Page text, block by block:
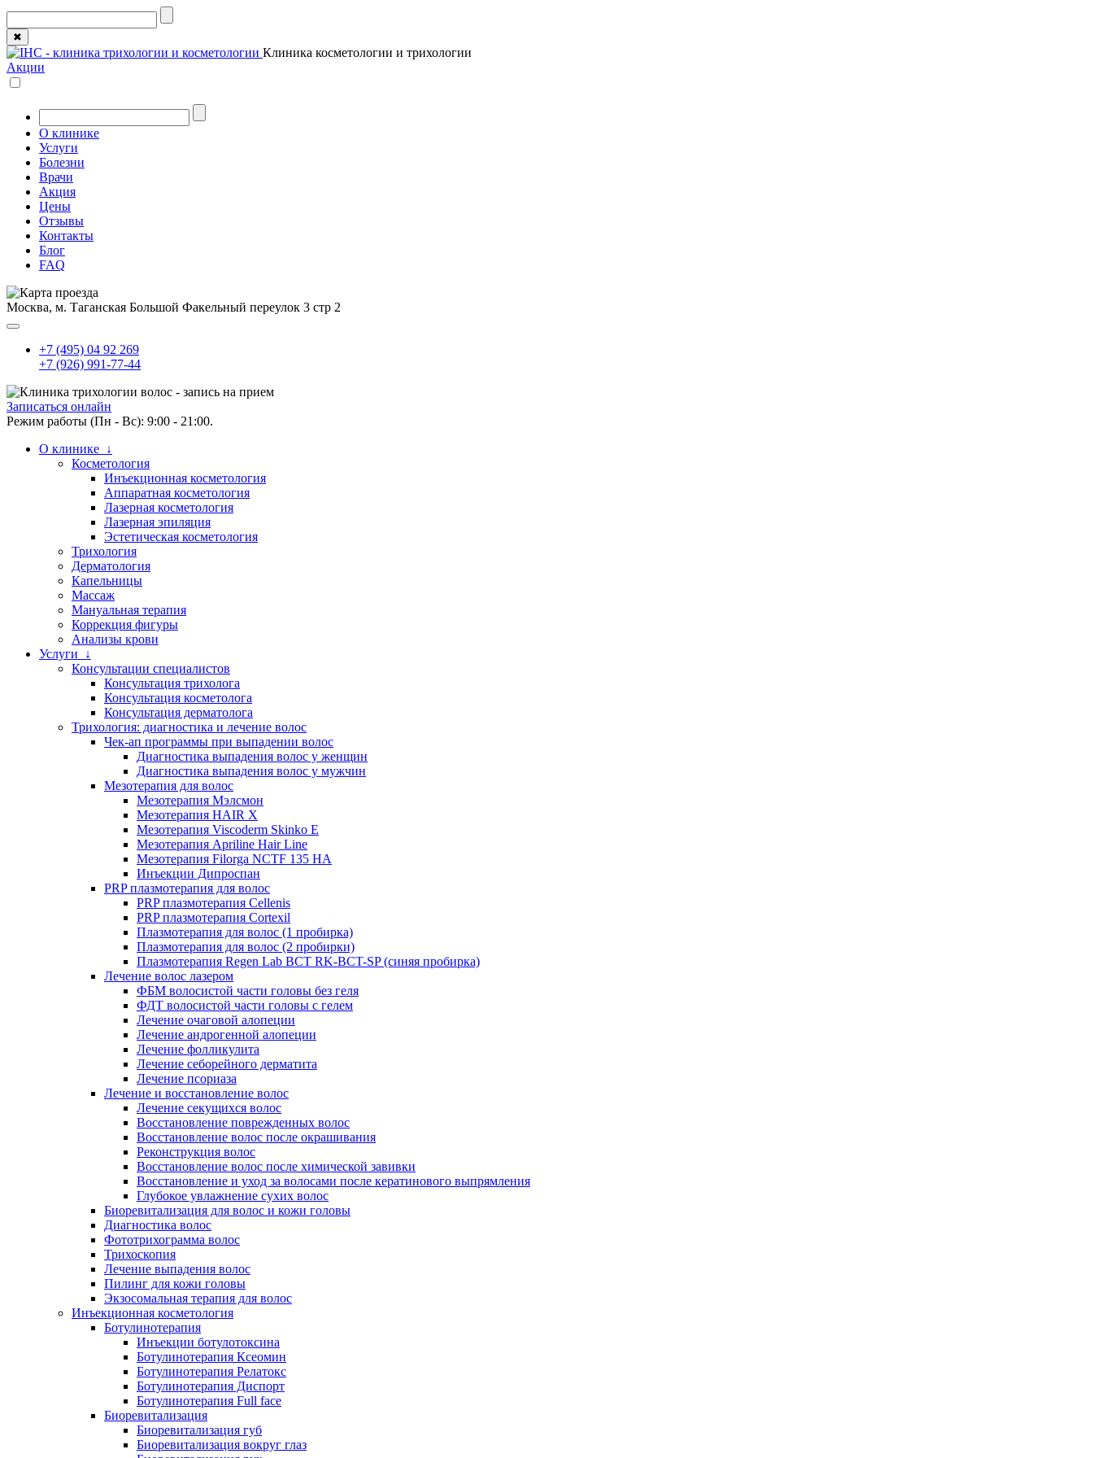
✖
Клиника косметологии и трихологии
Акции
О клинике
Услуги
Болезни
Врачи
Акция
Цены
Отзывы
Контакты
Блог
FAQ
Москва, м. Таганская Большой Факельный переулок 3 стр 2
+7 (495) 04 92 269
+7 (926) 991-77-44
Записаться онлайн
Режим работы (Пн - Вс): 9:00 - 21:00.
О клинике ↓
Косметология
Инъекционная косметология
Аппаратная косметология
Лазерная косметология
Лазерная эпиляция
Эстетическая косметология
Трихология
Дерматология
Капельницы
Массаж
Мануальная терапия
Коррекция фигуры
Анализы крови
Услуги ↓
Консультации специалистов
Консультация трихолога
Консультация косметолога
Консультация дерматолога
Трихология: диагностика и лечение волос
Чек-ап программы при выпадении волос
Диагностика выпадения волос у женщин
Диагностика выпадения волос у мужчин
Мезотерапия для волос
Мезотерапия Мэлсмон
Мезотерапия HAIR X
Мезотерапия Viscoderm Skinko E
Мезотерапия Apriline Hair Line
Мезотерапия Filorga NCTF 135 HA
Инъекции Дипроспан
PRP плазмотерапия для волос
PRP плазмотерапия Cellenis
PRP плазмотерапия Cortexil
Плазмотерапия для волос (1 пробирка)
Плазмотерапия для волос (2 пробирки)
Плазмотерапия Regen Lab BCT RK-BCT-SP (синяя пробирка)
Лечение волос лазером
ФБМ волосистой части головы без геля
ФДТ волосистой части головы с гелем
Лечение очаговой алопеции
Лечение андрогенной алопеции
Лечение фолликулита
Лечение себорейного дерматита
Лечение псориаза
Лечение и восстановление волос
Лечение секущихся волос
Восстановление поврежденных волос
Восстановление волос после окрашивания
Реконструкция волос
Восстановление волос после химической завивки
Восстановление и уход за волосами после кератинового выпрямления
Глубокое увлажнение сухих волос
Биоревитализация для волос и кожи головы
Диагностика волос
Фототрихограмма волос
Трихоскопия
Лечение выпадения волос
Пилинг для кожи головы
Экзосомальная терапия для волос
Инъекционная косметология
Ботулинотерапия
Инъекции ботулотоксина
Ботулинотерапия Ксеомин
Ботулинотерапия Релатокс
Ботулинотерапия Диспорт
Ботулинотерапия Full face
Биоревитализация
Биоревитализация губ
Биоревитализация вокруг глаз